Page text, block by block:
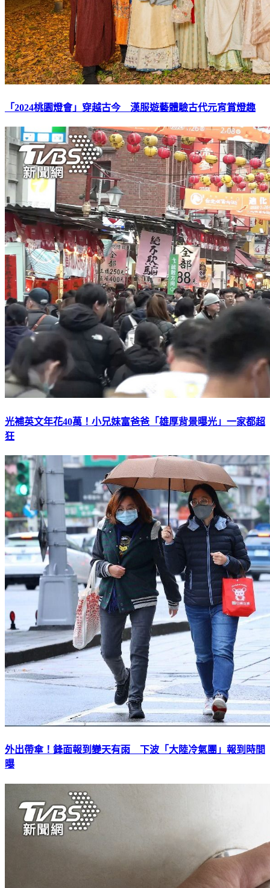
「2024桃園燈會」穿越古今 漢服遊藝體驗古代元宵賞燈趣
光補英文年花40萬！小兄妹富爸爸「雄厚背景曝光」一家都超
狂
外出帶傘！鋒面報到變天有雨 下波「大陸冷氣團」報到時間
曝